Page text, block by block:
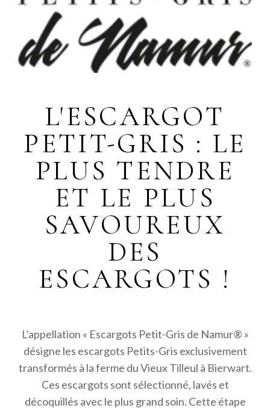
L'ESCARGOT
PETIT-GRIS : LE
PLUS TENDRE
ET LE PLUS
SAVOUREUX
DES
ESCARGOTS !
L’appellation « Escargots Petit-Gris de Namur® »
désigne les escargots Petits-Gris exclusivement
transformés à la ferme du Vieux Tilleul à Bierwart.
Ces escargots sont sélectionné, lavés et
décoquillés avec le plus grand soin. Cette étape